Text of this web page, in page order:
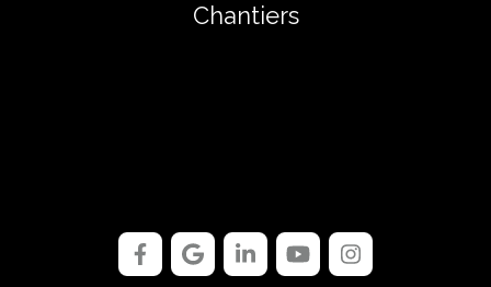
Chantiers